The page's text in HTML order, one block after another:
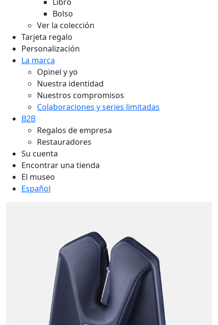
Bolso
Ver la colección
Tarjeta regalo
Personalización
La marca
Opinel y yo
Nuestra identidad
Nuestros compromisos
Colaboraciones y series limitadas
B2B
Regalos de empresa
Restauradores
Su cuenta
Encontrar una tienda
El museo
Español